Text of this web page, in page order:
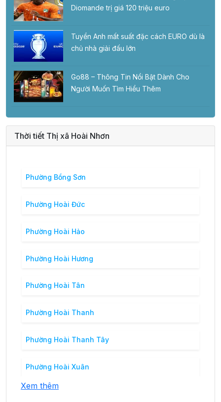
Diomande trị giá 120 triệu euro
Tuyển Anh mất suất đặc cách EURO dù là
chủ nhà giải đấu lớn
Go88 – Thông Tin Nổi Bật Dành Cho
Người Muốn Tìm Hiểu Thêm
Thời tiết Thị xã Hoài Nhơn
Phường Bồng Sơn
Phường Hoài Đức
Phường Hoài Hảo
Phường Hoài Hương
Phường Hoài Tân
Phường Hoài Thanh
Phường Hoài Thanh Tây
Phường Hoài Xuân
Xem thêm